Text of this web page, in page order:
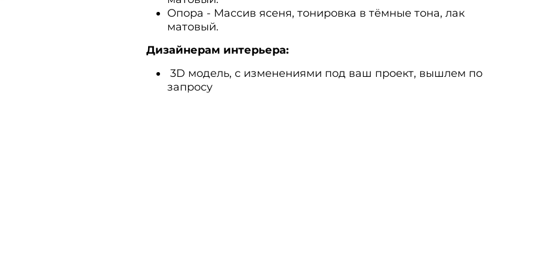
Опора - Массив ясеня, тонировка в тёмные тона, лак
матовый.
Дизайнерам интерьера:
3D модель, с изменениями под ваш проект, вышлем по
запросу